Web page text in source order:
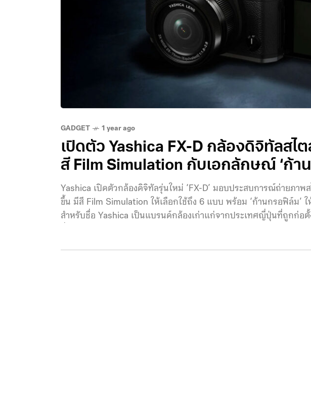
GADGET 1 year ago
เปิดตัว Yashica FX-D กล้องดิจิทัลสไ
สี Film Simulation กับเอกลักษณ์ ‘ก้า
Yashica เปิดตัวกล้องดิจิทัลรุ่นใหม่ ‘FX-D’ มอบประสบการณ์ถ่ายภา
ขึ้น มีสี Film Simulation ให้เลือกใช้ถึง 6 แบบ พร้อม ‘ก้านกรอฟิล์ม’
สำหรับชื่อ Yashica เป็นแบรนด์กล้องเก่าแก่จากประเทศญี่ปุ่นที่ถูกก่อ